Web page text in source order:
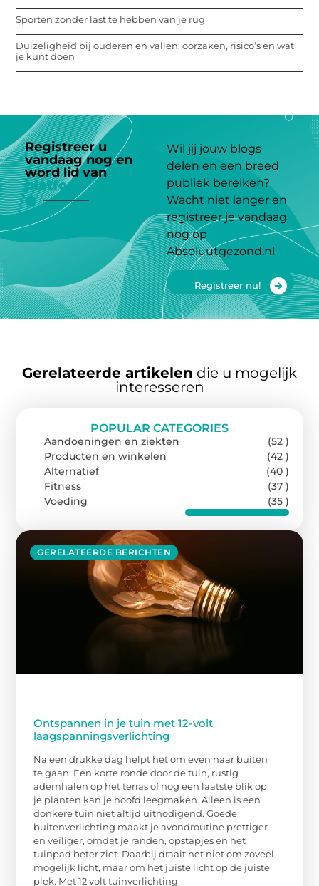
Sporten zonder last te hebben van je rug
Duizeligheid bij ouderen en vallen: oorzaken, risico’s en wat
je kunt doen
Registreer u
vandaag nog en
word lid van
platform
Wil jij jouw blogs
delen en een breed
publiek bereiken?
Wacht niet langer en
registreer je vandaag
nog op
Absoluutgezond.nl
Registreer nu!
Gerelateerde artikelen die u mogelijk
interesseren
GERELATEERDE BERICHTEN
Ontspannen in je tuin met 12-volt
laagspanningsverlichting
Na een drukke dag helpt het om even naar buiten
te gaan. Een korte ronde door de tuin, rustig
ademhalen op het terras of nog een laatste blik op
je planten kan je hoofd leegmaken. Alleen is een
donkere tuin niet altijd uitnodigend. Goede
buitenverlichting maakt je avondroutine prettiger
en veiliger, omdat je randen, opstapjes en het
tuinpad beter ziet. Daarbij draait het niet om zoveel
mogelijk licht, maar om het juiste licht op de juiste
plek. Met 12 volt tuinverlichting
POPULAR CATEGORIES
Aandoeningen en ziekten
(52 )
Producten en winkelen
(42 )
Alternatief
(40 )
Fitness
(37 )
Voeding
(35 )